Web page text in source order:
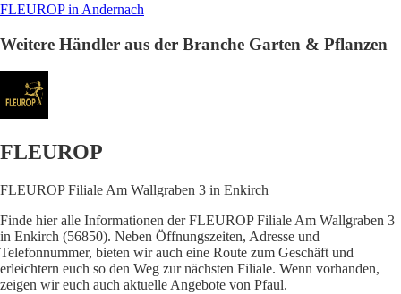
FLEUROP in Andernach
Weitere Händler aus der Branche Garten & Pflanzen
FLEUROP
FLEUROP Filiale Am Wallgraben 3 in Enkirch
Finde hier alle Informationen der FLEUROP Filiale Am Wallgraben 3
in Enkirch (56850). Neben Öffnungszeiten, Adresse und
Telefonnummer, bieten wir auch eine Route zum Geschäft und
erleichtern euch so den Weg zur nächsten Filiale. Wenn vorhanden,
zeigen wir euch auch aktuelle Angebote von Pfaul.